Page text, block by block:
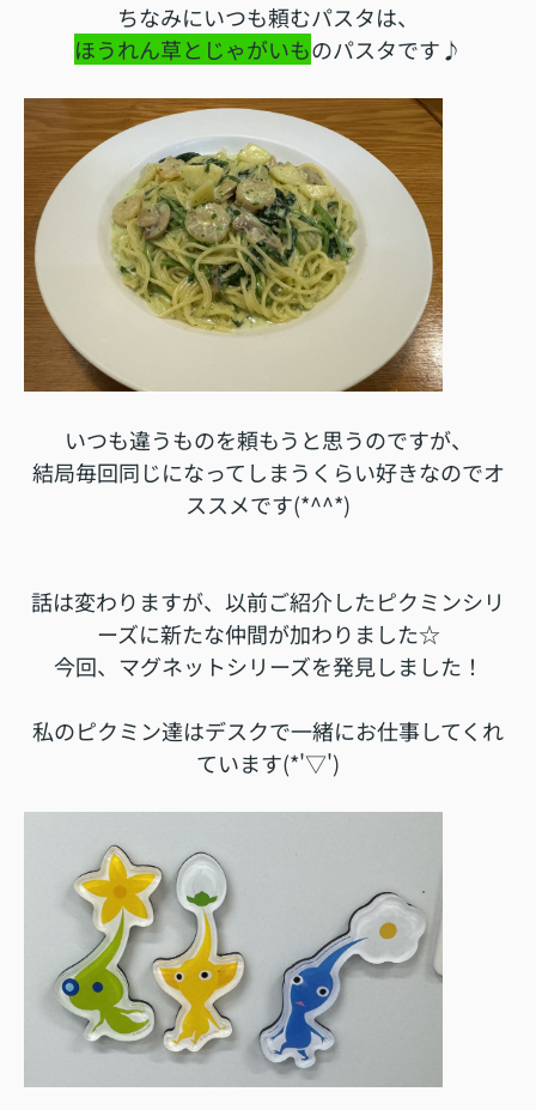
ちなみにいつも頼むパスタは、
ほうれん草とじゃがいものパスタです♪
いつも違うものを頼もうと思うのですが、
結局毎回同じになってしまうくらい好きなのでオ
ススメです(*^^*)
話は変わりますが、以前ご紹介したピクミンシリ
ーズに新たな仲間が加わりました☆
今回、マグネットシリーズを発見しました！
私のピクミン達はデスクで一緒にお仕事してくれ
ています(*'▽')